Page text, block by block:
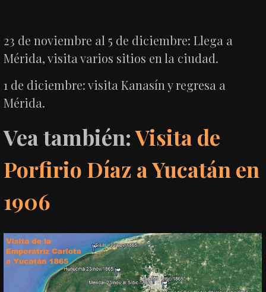
23 de noviembre al 5 de diciembre: Llega a
Mérida, visita varios sitios en la ciudad.
1 de diciembre: visita Kanasín y regresa a
Mérida.
Vea también:Visita de
Porfirio Díaz a Yucatán en
1906